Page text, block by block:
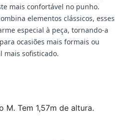
mais confortável no punho.
elementos clássicos, esses
especial à peça, tornando-a
ocasiões mais formais ou
mais sofisticado.
M. Tem 1,57m de altura.